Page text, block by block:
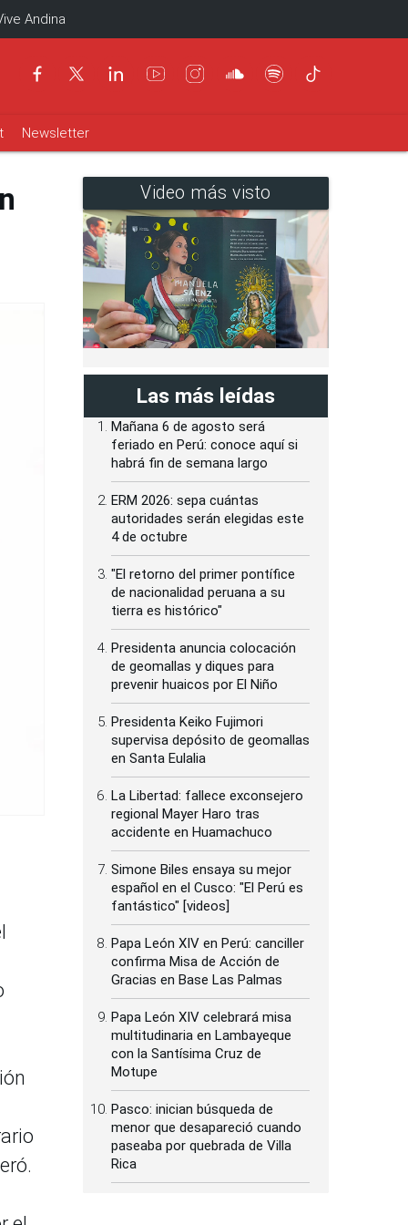
Andina
Newsletter
Video más visto
Las más leídas
Mañana 6 de agosto será
feriado en Perú: conoce aquí si
habrá fin de semana largo
ERM 2026: sepa cuántas
autoridades serán elegidas este
4 de octubre
"El retorno del primer pontífice
de nacionalidad peruana a su
tierra es histórico"
Presidenta anuncia colocación
de geomallas y diques para
prevenir huaicos por El Niño
Presidenta Keiko Fujimori
supervisa depósito de geomallas
en Santa Eulalia
La Libertad: fallece exconsejero
regional Mayer Haro tras
accidente en Huamachuco
Simone Biles ensaya su mejor
español en el Cusco: "El Perú es
fantástico" [videos]
Papa León XIV en Perú: canciller
confirma Misa de Acción de
Gracias en Base Las Palmas
Papa León XIV celebrará misa
multitudinaria en Lambayeque
con la Santísima Cruz de
Motupe
Pasco: inician búsqueda de
menor que desapareció cuando
paseaba por quebrada de Villa
Rica